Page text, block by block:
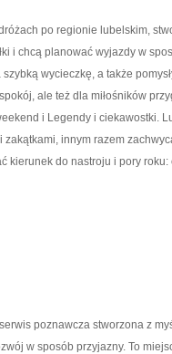
po regionie lubelskim,
i chcą planować wyjazdy w
wycieczkę, a także
ale też dla miłośników
i Legendy i ciekawostki.
zakątkami, innym razem
kierunek do nastroju i pory
poznawcza stworzona z
w sposób przyjazny. To